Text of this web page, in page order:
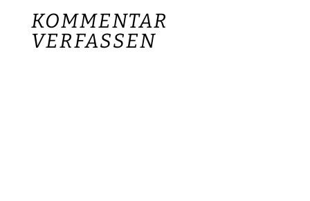
KOMMENTAR
VERFASSEN